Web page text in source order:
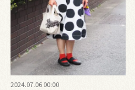
2024.07.06 00:00